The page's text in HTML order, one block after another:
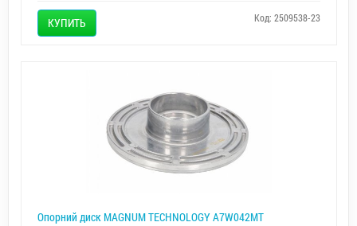
КУПИТЬ Код: 2509538-23
Опорний диск MAGNUM TECHNOLOGY A7W042MT